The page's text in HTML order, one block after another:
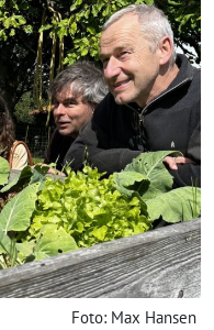
Foto: Max Hansen